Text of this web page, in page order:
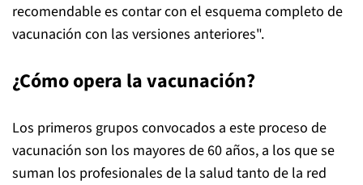
recomendable es contar con el esquema completo de
vacunación con las versiones anteriores".
¿Cómo opera la vacunación?
Los primeros grupos convocados a este proceso de
vacunación son los mayores de 60 años, a los que se
suman los profesionales de la salud tanto de la red